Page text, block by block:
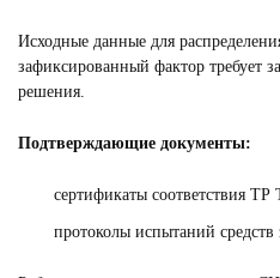
Исходные данные для
зафиксированный фактор требует
решения.
Подтверждающие документы:
сертификаты соответствия ТР
протоколы испытаний